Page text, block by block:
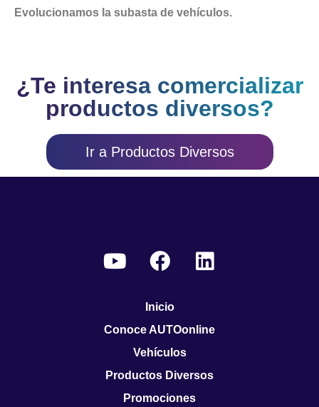
Evolucionamos la subasta de vehículos.
¿Te interesa comercializar
productos diversos?
Ir a Productos Diversos
Inicio
Conoce AUTOonline
Vehículos
Productos Diversos
Promociones